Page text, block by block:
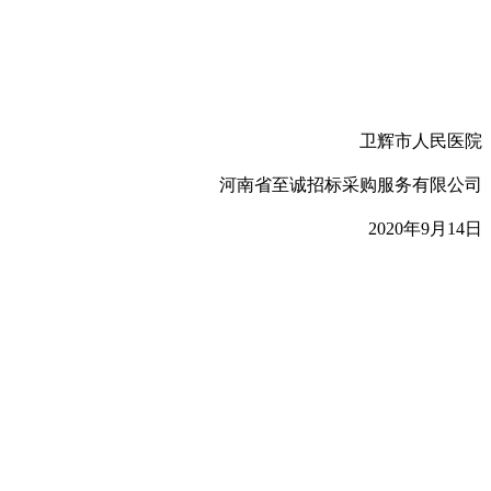
卫辉市人民医院
河南省至诚招标采购服务有限公司
2020年9月14日